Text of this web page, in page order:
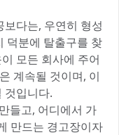
다는, 우연히 형성
덕분에 탈출구를 찾
모든 회사에 주어
계속될 것이며, 이
것입니다.
들고, 어디에서 가
만드는 경고장이자